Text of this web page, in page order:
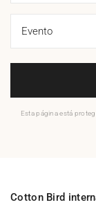
Esta página está
Cotton Bird